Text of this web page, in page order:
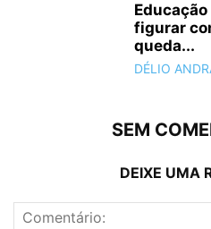
figurar
queda...
DÉLIO
SEM
DEIXE UMA